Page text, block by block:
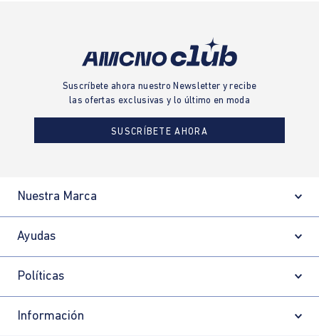
Suscríbete ahora nuestro Newsletter y recibe
las ofertas exclusivas y lo último en moda
SUSCRÍBETE AHORA
Nuestra Marca
Ayudas
Políticas
Información